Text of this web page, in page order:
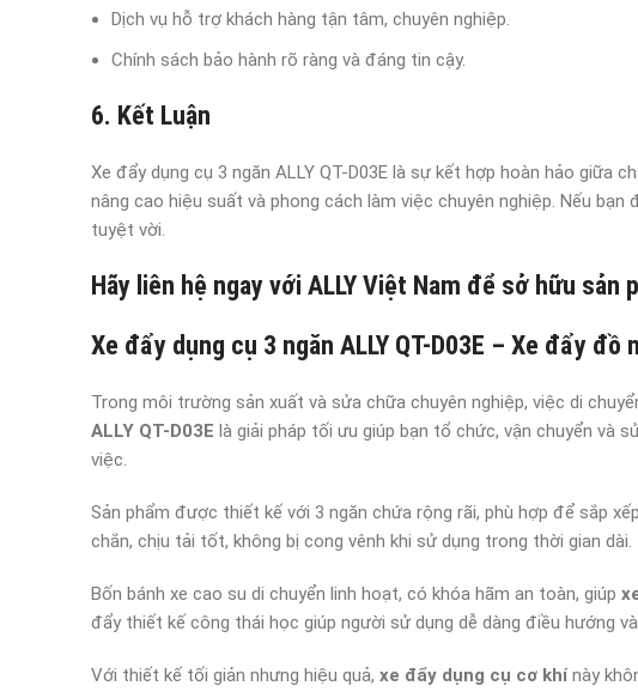
Dịch vụ hỗ trợ khách hàng tận tâm, chuyên nghiệp.
Chính sách bảo hành rõ ràng và đáng tin cậy.
6. Kết Luận
Xe đẩy dụng cụ 3 ngăn ALLY QT-D03E là sự kết hợp hoàn hảo
nâng cao hiệu suất và phong cách làm việc chuyên nghiệp. Nếu
tuyệt vời.
Hãy liên hệ ngay với ALLY Việt Nam để sở hữu
Xe đẩy dụng cụ 3 ngăn ALLY QT-D03E – Xe đẩy
Trong môi trường sản xuất và sửa chữa chuyên nghiệp, việc di
ALLY QT-D03E là giải pháp tối ưu giúp bạn tổ chức, vận chuyển và
việc.
Sản phẩm được thiết kế với 3 ngăn chứa rộng rãi, phù hợp để sắp
chắn, chịu tải tốt, không bị cong vênh khi sử dụng trong thời gian dài.
Bốn bánh xe cao su di chuyển linh hoạt, có khóa hãm an toàn, giúp
đẩy thiết kế công thái học giúp người sử dụng dễ dàng điều hướng
Với thiết kế tối giản nhưng hiệu quả, xe đẩy dụng cụ cơ khínày